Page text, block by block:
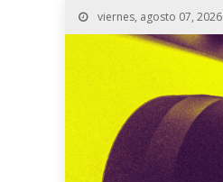
viernes, agosto 07, 2026